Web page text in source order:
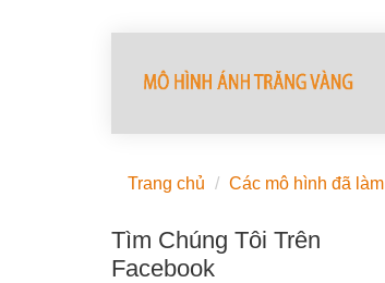
Tìm Chúng Tôi Trên
Facebook
Trang chủ Các mô hình đã làm